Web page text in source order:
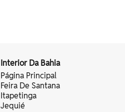
Interior Da Bahia
Página Principal
Feira De Santana
Itapetinga
Jequié